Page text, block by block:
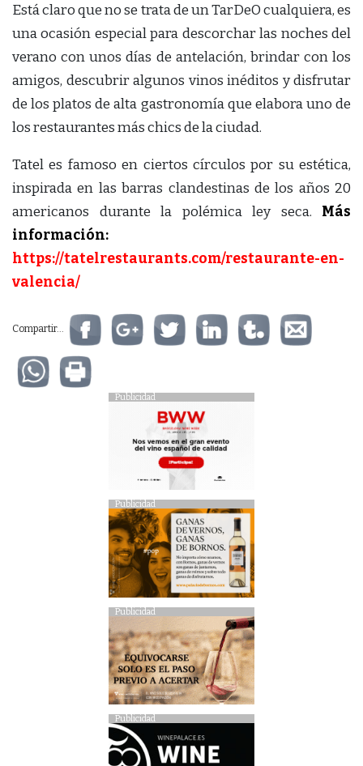
Está claro que no se trata de un TarDeO cualquiera, es
una ocasión especial para descorchar las noches del
verano con unos días de antelación, brindar con los
amigos, descubrir algunos vinos inéditos y disfrutar
de los platos de alta gastronomía que elabora uno de
los restaurantes más chics de la ciudad.
Tatel es famoso en ciertos círculos por su estética,
inspirada en las barras clandestinas de los años 20
americanos durante la polémica ley seca. Más
información:
https://tatelrestaurants.com/restaurante-en-
valencia/
Compartir...
Publicidad
Publicidad
Publicidad
Publicidad